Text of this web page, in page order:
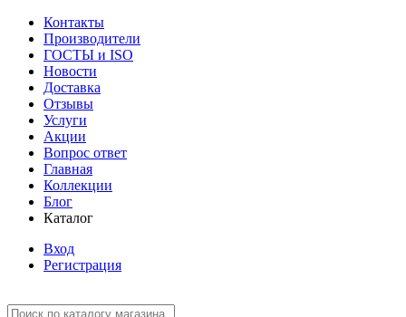
Контакты
Производители
ГОСТЫ и ISO
Новости
Доставка
Отзывы
Услуги
Акции
Вопрос ответ
Главная
Коллекции
Блог
Каталог
Вход
Регистрация